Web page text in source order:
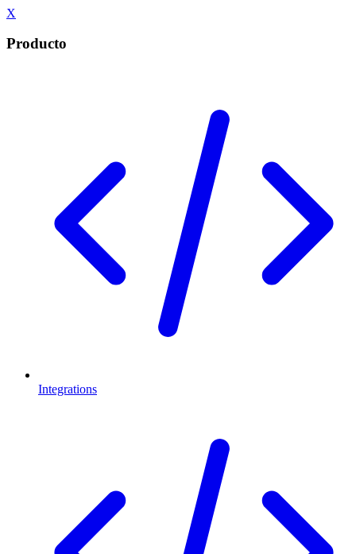
X
Producto
Integrations